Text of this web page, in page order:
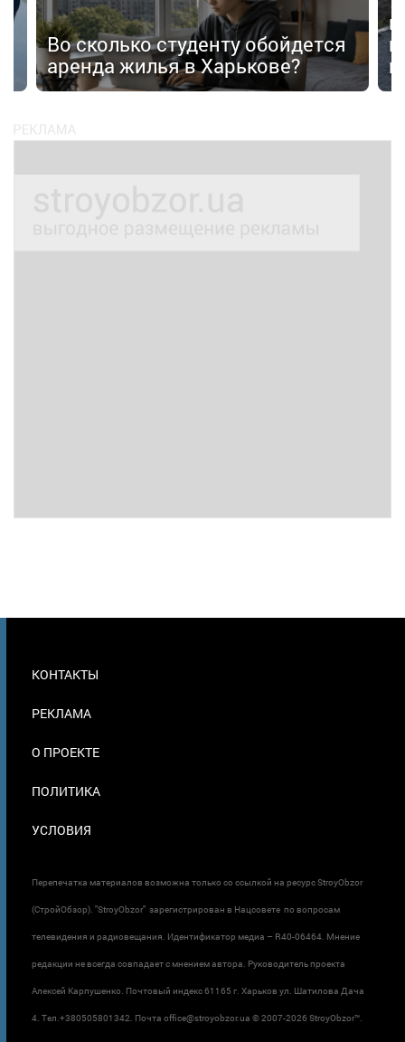
Во сколько студенту обойдется
аренда жилья в Харькове?
В
КОНТАКТЫ
РЕКЛАМА
О ПРОЕКТЕ
ПОЛИТИКА
УСЛОВИЯ
Перепечатка материалов возможна только со ссылкой на ресурс StroyObzor
(СтройОбзор). "StroyObzor" зарегистрирован в Нацсовете по вопросам
телевидения и радиовещания. Идентификатор медиа – R40-06464. Мнение
редакции не всегда совпадает с мнением автора. Руководитель проекта
Алексей Карпушенко. Почтовый индекс 61165 г. Харьков ул. Шатилова Дача
4. Тел.+380505801342. Почта office@stroyobzor.ua © 2007-2026 StroyObzor™.